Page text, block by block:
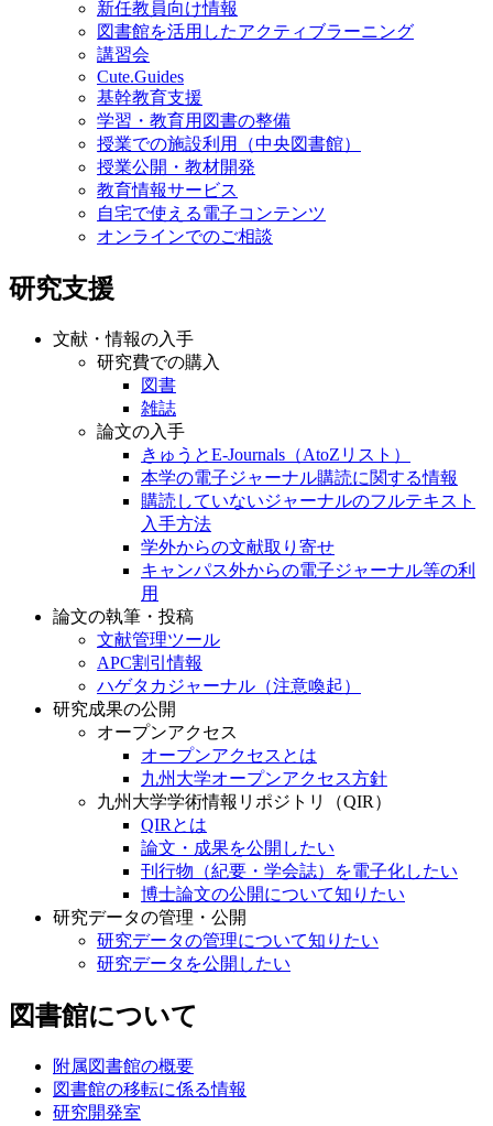
新任教員向け情報
図書館を活用したアクティブラーニング
講習会
Cute.Guides
基幹教育支援
学習・教育用図書の整備
授業での施設利用（中央図書館）
授業公開・教材開発
教育情報サービス
自宅で使える電子コンテンツ
オンラインでのご相談
研究支援
文献・情報の入手
研究費での購入
図書
雑誌
論文の入手
きゅうとE-Journals（AtoZリスト）
本学の電子ジャーナル購読に関する情報
購読していないジャーナルのフルテキスト
入手方法
学外からの文献取り寄せ
キャンパス外からの電子ジャーナル等の利
用
論文の執筆・投稿
文献管理ツール
APC割引情報
ハゲタカジャーナル（注意喚起）
研究成果の公開
オープンアクセス
オープンアクセスとは
九州大学オープンアクセス方針
九州大学学術情報リポジトリ（QIR）
QIRとは
論文・成果を公開したい
刊行物（紀要・学会誌）を電子化したい
博士論文の公開について知りたい
研究データの管理・公開
研究データの管理について知りたい
研究データを公開したい
図書館について
附属図書館の概要
図書館の移転に係る情報
研究開発室